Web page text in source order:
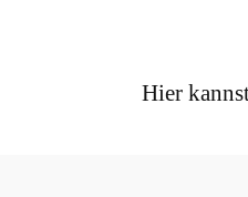
Hier